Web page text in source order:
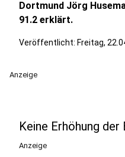
Dortmund Jörg
91.2 erklärt.
Veröffentlicht: Freitag,
Anzeige
Keine Erhöhung
Anzeige